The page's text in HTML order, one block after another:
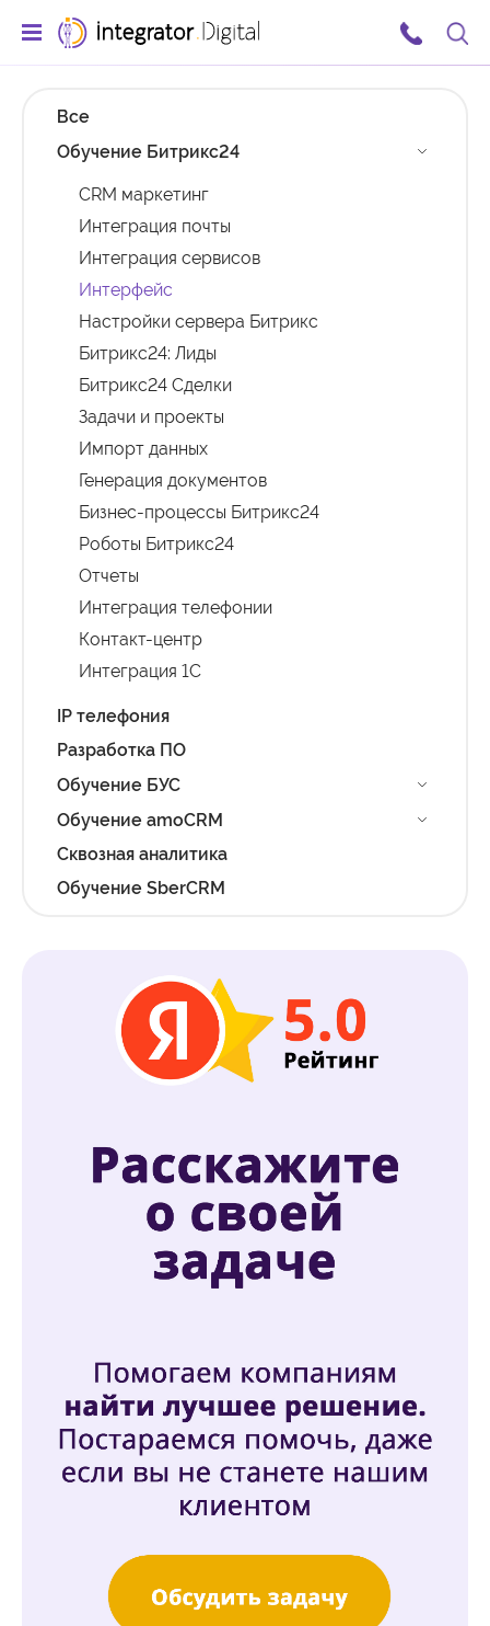
Ссылка на главную страницу
Все
Обучение Битрикс24
CRM маркетинг
Интеграция почты
Интеграция сервисов
Интерфейс
Настройки сервера Битрикс
Битрикс24: Лиды
Битрикс24 Сделки
Задачи и проекты
Импорт данных
Генерация документов
Бизнес-процессы Битрикс24
Роботы Битрикс24
Отчеты
Интеграция телефонии
Контакт-центр
Интеграция 1С
IP телефония
Разработка ПО
Обучение БУС
Обучение amoCRM
Сквозная аналитика
Обучение SberCRM